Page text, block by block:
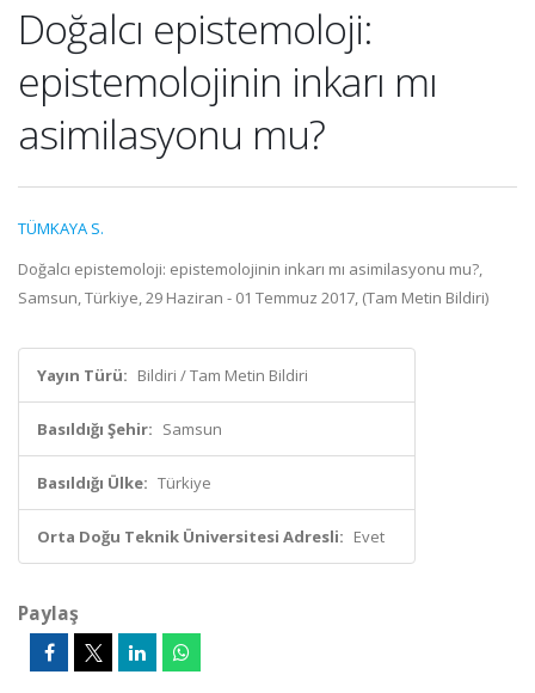
Doğalcı epistemoloji:
epistemolojinin inkarı mı
asimilasyonu mu?
TÜMKAYA S.
Doğalcı epistemoloji: epistemolojinin inkarı mı asimilasyonu mu?,
Samsun, Türkiye, 29 Haziran - 01 Temmuz 2017, (Tam Metin Bildiri)
Yayın Türü: Bildiri / Tam Metin Bildiri
Basıldığı Şehir: Samsun
Basıldığı Ülke: Türkiye
Orta Doğu Teknik Üniversitesi Adresli: Evet
Paylaş